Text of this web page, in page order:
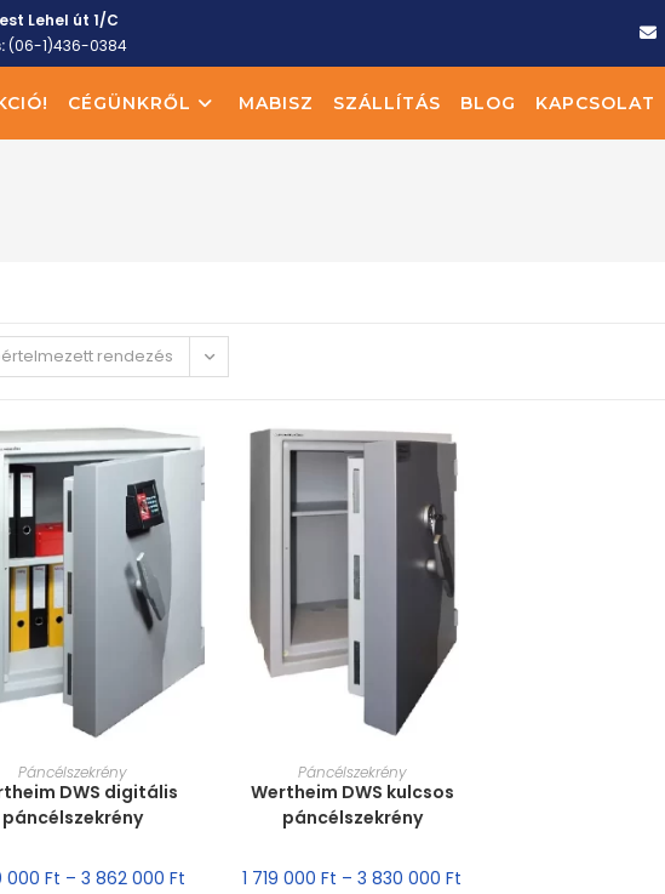
Lehel út 1/C
(06-1)436-0384
CÉGÜNKRŐL MABISZ SZÁLLÍTÁS BLOG KAPCSOLAT
rendezés
VÁLASZTÁSA
Páncélszekrény
DWS digitális
páncélszekrény
000Ft –3 862 000Ft
MÉRET VÁLASZTÁSA
Páncélszekrény
Wertheim DWS kulcsos
páncélszekrény
1 719 000Ft –3 830 000Ft